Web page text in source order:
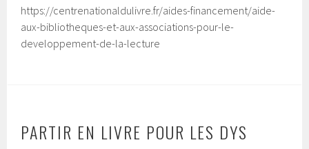
https://centrenationaldulivre.fr/aides-financement/aide-
aux-bibliotheques-et-aux-associations-pour-le-
developpement-de-la-lecture
PARTIR EN LIVRE POUR LES DYS